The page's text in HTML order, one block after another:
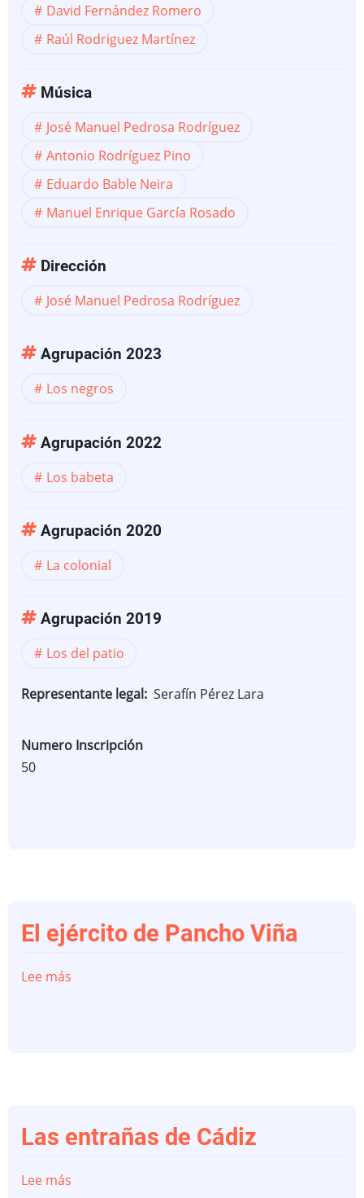
David Fernández Romero
Raúl Rodriguez Martínez
Música
José Manuel Pedrosa Rodríguez
Antonio Rodríguez Pino
Eduardo Bable Neira
Manuel Enrique García Rosado
Dirección
José Manuel Pedrosa Rodríguez
Agrupación 2023
Los negros
Agrupación 2022
Los babeta
Agrupación 2020
La colonial
Agrupación 2019
Los del patio
Representante legal Serafín Pérez Lara
Numero Inscripción
50
El ejército de Pancho Viña
Lee más
Las entrañas de Cádiz
Lee más